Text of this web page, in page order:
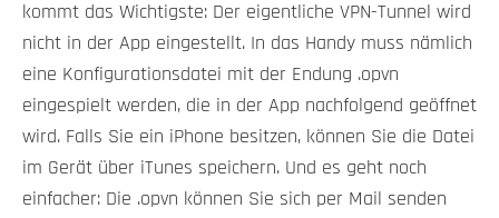
kommt das Wichtigste: Der eigentliche VPN-Tunnel wird
nicht in der App eingestellt. In das Handy muss nämlich
eine Konfigurationsdatei mit der Endung .opvn
eingespielt werden, die in der App nachfolgend geöffnet
wird. Falls Sie ein iPhone besitzen, können Sie die Datei
im Gerät über iTunes speichern. Und es geht noch
einfacher: Die .opvn können Sie sich per Mail senden